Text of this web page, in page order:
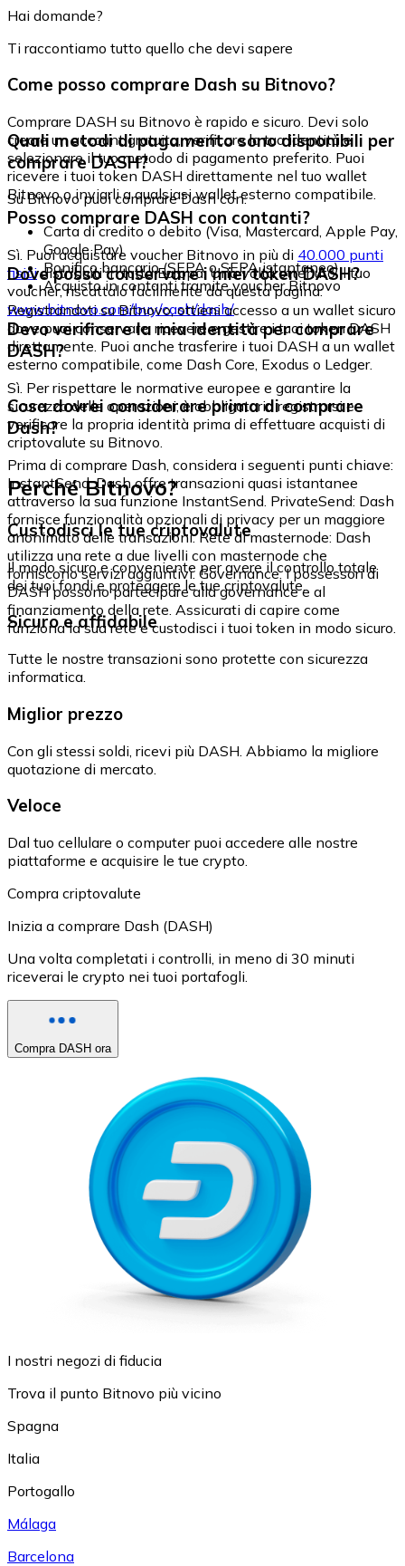
Hai domande?
Ti raccontiamo tutto quello che devi sapere
Come posso comprare Dash su Bitnovo?
Comprare DASH su Bitnovo è rapido e sicuro. Devi solo
creare un account gratuito, verificare la tua identità e
selezionare il tuo metodo di pagamento preferito. Puoi
ricevere i tuoi token DASH direttamente nel tuo wallet
Bitnovo o inviarli a qualsiasi wallet esterno compatibile.
Quali metodi di pagamento sono disponibili per
comprare DASH?
Su Bitnovo puoi comprare Dash con:
Carta di credito o debito (Visa, Mastercard, Apple Pay,
Google Pay)
Bonifico bancario (SEPA o SEPA istantaneo)
Acquisto in contanti tramite voucher Bitnovo
Posso comprare DASH con contanti?
Sì. Puoi acquistare voucher Bitnovo in più di 40.000 punti
fisicidistribuiti in tutta Europa. Una volta ottenuto il tuo
voucher, riscattalo facilmente da questa pagina:
www.bitnovo.com/buy/cash/dash/
Dove posso conservare i miei token DASH?
Registrandoti su Bitnovo, ottieni accesso a un wallet sicuro
dove puoi conservare, ricevere e gestire i tuoi token DASH
direttamente. Puoi anche trasferire i tuoi DASH a un wallet
esterno compatibile, come Dash Core, Exodus o Ledger.
Devo verificare la mia identità per comprare
DASH?
Sì. Per rispettare le normative europee e garantire la
sicurezza delle operazioni, è obbligatorio registrarsi e
verificare la propria identità prima di effettuare acquisti di
criptovalute su Bitnovo.
Cosa dovrei considerare prima di comprare
Dash?
Prima di comprare Dash, considera i seguenti punti chiave:
InstantSend: Dash offre transazioni quasi istantanee
attraverso la sua funzione InstantSend. PrivateSend: Dash
fornisce funzionalità opzionali di privacy per un maggiore
anonimato delle transazioni. Rete di masternode: Dash
utilizza una rete a due livelli con masternode che
forniscono servizi aggiuntivi. Governance: I possessori di
DASH possono partecipare alla governance e al
finanziamento della rete. Assicurati di capire come
funziona la sua rete e custodisci i tuoi token in modo sicuro.
Perché Bitnovo?
Custodisci le tue criptovalute
Il modo sicuro e conveniente per avere il controllo totale
dei tuoi fondi e proteggere le tue criptovalute.
Sicuro e affidabile
Tutte le nostre transazioni sono protette con sicurezza
informatica.
Miglior prezzo
Con gli stessi soldi, ricevi più DASH. Abbiamo la migliore
quotazione di mercato.
Veloce
Dal tuo cellulare o computer puoi accedere alle nostre
piattaforme e acquisire le tue crypto.
Compra criptovalute
Inizia a comprare Dash (DASH)
Una volta completati i controlli, in meno di 30 minuti
riceverai le crypto nei tuoi portafogli.
Compra DASH ora
I nostri negozi di fiducia
Trova il punto Bitnovo più vicino
Spagna
Italia
Portogallo
Málaga
Barcelona